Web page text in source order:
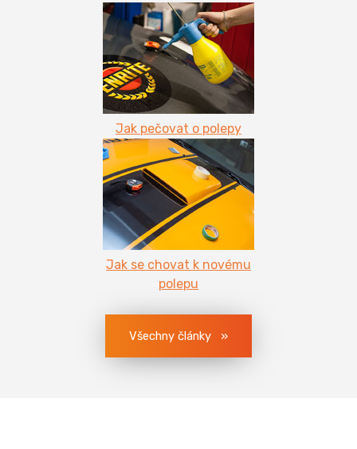
Jak pečovat o polepy
Jak se chovat k novému
polepu
Všechny články